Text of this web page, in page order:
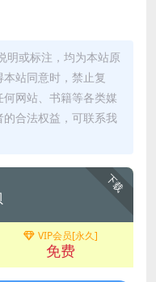
明或标注，均为本站原
站同意时，禁止复
网站、书籍等各类媒
合法权益，可联系我
下载
VIP会员[永久]
免费